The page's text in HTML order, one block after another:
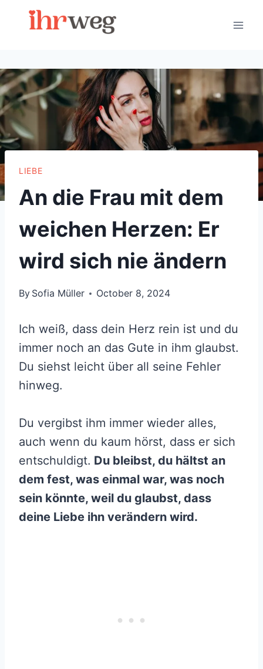
LIEBE
An die Frau mit dem
weichen Herzen: Er
wird sich nie ändern
By Sofia Müller October 8, 2024
Ich weiß, dass dein Herz rein ist und du
immer noch an das Gute in ihm glaubst.
Du siehst leicht über all seine Fehler
hinweg.
Du vergibst ihm immer wieder alles,
auch wenn du kaum hörst, dass er sich
entschuldigt. Du bleibst, du hältst an
dem fest, was einmal war, was noch
sein könnte, weil du glaubst, dass
deine Liebe ihn verändern wird.